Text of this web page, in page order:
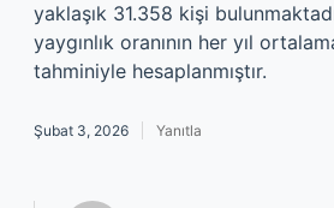
yaklaşık 31.358 kişi
yaygınlık oranının her yıl
tahminiyle hesaplanmıştır.
Şubat 3, 2026 Yanıtla